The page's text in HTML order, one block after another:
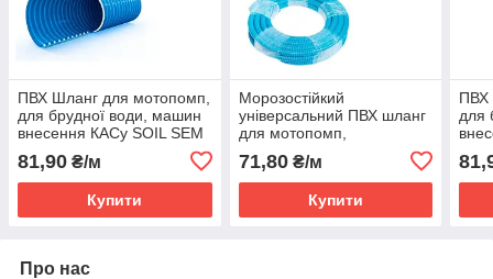
ПВХ Шланг для мотопомп,
для брудної води, машин
внесення КАСу SOIL SEM
81,90 ₴/м
Купити
Морозостійкий
універсальний ПВХ шланг
для мотопомп,
сівалок FLORA SEM D-16
71,80₴/м
Купити
ПВХ
для
Про нас